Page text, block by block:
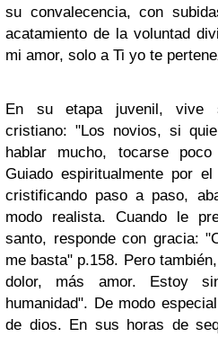
su convalecencia, con
acatamiento de la voluntad
mi amor, solo a Ti yo te
En su etapa juvenil, vive
cristiano: "Los novios, si
hablar mucho, tocarse
Guiado espiritualmente por
cristificando paso a paso,
modo realista. Cuando le
santo, responde con gracia:
me basta" p.158. Pero
dolor, más amor. Estoy
humanidad". De modo
de dios. En sus horas de